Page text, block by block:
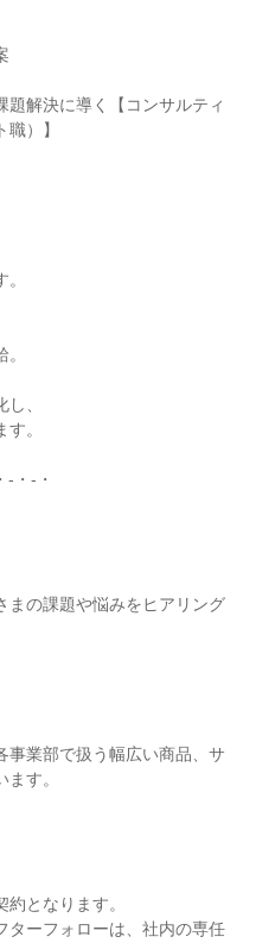
解決に導く【コンサルティ
）】
、
。
・-・
まの課題や悩みをヒアリング
事業部で扱う幅広い商品、サ
す。
となります。
ターフォローは、社内の専任